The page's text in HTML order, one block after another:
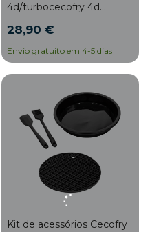
4d/turbocecofry 4d
Turbocecofry
4D/Turbocecofry 4D
saudável
28,90 €
Envio gratuito em 4-5 dias
Kit de acessórios Cecofry